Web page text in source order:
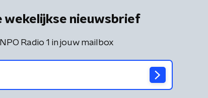
wekelijkse nieuwsbrief
Radio 1 in jouw mailbox